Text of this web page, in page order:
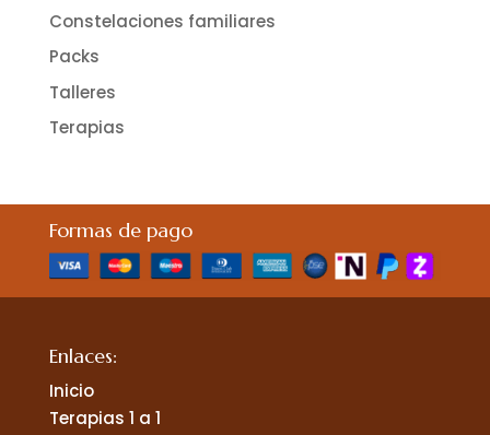
Constelaciones familiares
Packs
Talleres
Terapias
Formas de pago
Enlaces:
Inicio
Terapias 1 a 1